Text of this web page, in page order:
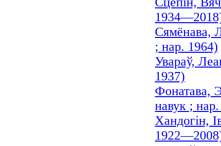
Сямёнава,
; нар. 1964)
Увараў,
1937)
Фонатава,
навук ;
Хандогін,